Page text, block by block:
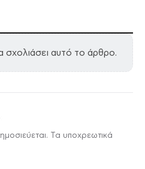
σχολιάσει αυτό το άρθρο.
Τα υποχρεωτικά